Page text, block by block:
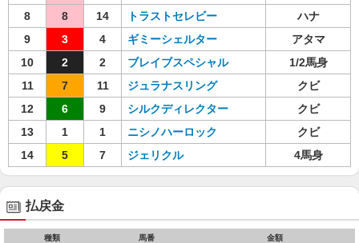
8
8 14 トラストセレビー
ハナ
9
3 4 ギミーシェルター
アタマ
10
2 2 ブレイブスペシャル
1/2馬身
11
7 11 ジュラナスリング
クビ
12
6 9 シルクディレクター
クビ
13
1 1 ニシノハーロック
クビ
14
5 7 ジェリクル 4馬身
払戻金
種類 馬番 金額